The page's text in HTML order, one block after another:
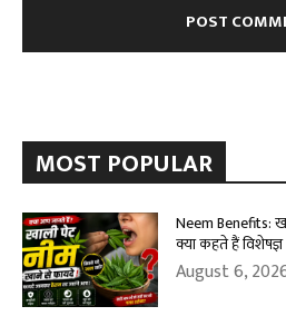
MOST POPULAR
Neem Benefits:
क्या कहते हैं विशेषज्ञ
August 6,